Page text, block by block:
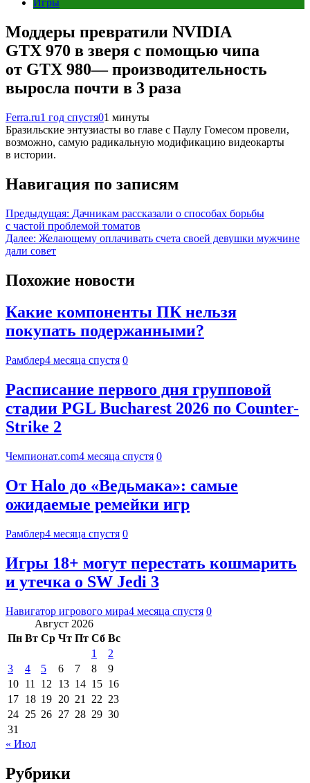
Игры
Моддеры превратили NVIDIA
GTX 970 в зверя с помощью чипа
от GTX 980— производительность
выросла почти в 3 раза
Ferra.ru1 год спустя01 минуты
Бразильские энтузиасты во главе с Паулу Гомесом провели,
возможно, самую радикальную модификацию видеокарты
в истории.
Навигация по записям
Предыдущая: Дачникам рассказали о способах борьбы
с частой проблемой томатов
Далее: Желающему оплачивать счета своей девушки мужчине
дали совет
Похожие новости
Какие компоненты ПК нельзя
покупать подержанными?
Рамблер4 месяца спустя 0
Расписание первого дня групповой
стадии PGL Bucharest 2026 по Counter-
Strike 2
Чемпионат.com4 месяца спустя 0
От Halo до «Ведьмака»: самые
ожидаемые ремейки игр
Рамблер4 месяца спустя 0
Игры 18+ могут перестать кошмарить
и утечка о SW Jedi 3
Навигатор игрового мира4 месяца спустя 0
Август 2026
Пн Вт Ср Чт Пт Сб Вс
1
2
3
4 5 6 7 8
9
10 11 12 13 14 15 16
17 18 19 20 21 22 23
24 25 26 27 28 29 30
31
« Июл
Рубрики